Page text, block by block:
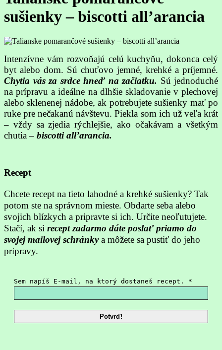
sušienky – biscotti all’arancia
Intenzívne vám rozvoňajú celú kuchyňu, dokonca celý
byt alebo dom. Sú chuťovo jemné, krehké a príjemné.
Chytia vás za srdce hneď na začiatku. Sú jednoduché
na prípravu a ideálne na dlhšie skladovanie v plechovej
alebo sklenenej nádobe, ak potrebujete sušienky mať po
ruke pre nečakanú návštevu. Piekla som ich už veľa krát
– vždy sa zjedia rýchlejšie, ako očakávam a všetkým
chutia – biscotti all’arancia.
Recept
Chcete recept na tieto lahodné a krehké sušienky? Tak
potom ste na správnom mieste. Obdarte seba alebo
svojich blízkych a pripravte si ich. Určite neoľutujete.
Stačí, ak si recept zadarmo dáte poslať priamo do
svojej mailovej schránkya môžete sa pustiť do jeho
prípravy.
Sem napíš E-mail, na ktorý dostaneš recept. *